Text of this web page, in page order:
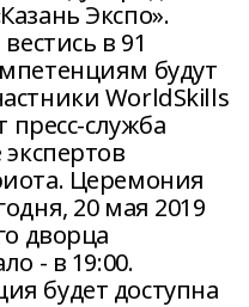
Экспо».
в 91
будут
WorldSkills
пресс-служба
Церемония
20 мая 2019
дворца
- в 19:00.
будет доступна